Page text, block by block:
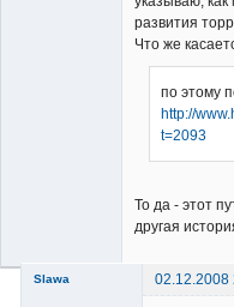
развития
Что же
по этому
http://
t=2093
То да - этот
другая
Slawa
02.12.2008